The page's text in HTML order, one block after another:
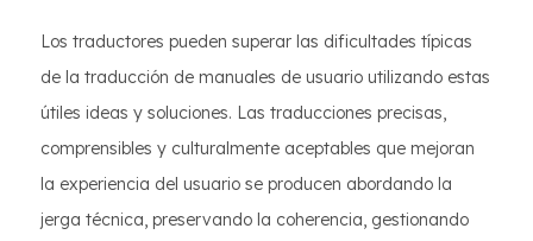
Los traductores pueden superar las dificultades típicas
de la traducción de manuales de usuario utilizando estas
útiles ideas y soluciones. Las traducciones precisas,
comprensibles y culturalmente aceptables que mejoran
la experiencia del usuario se producen abordando la
jerga técnica, preservando la coherencia, gestionando